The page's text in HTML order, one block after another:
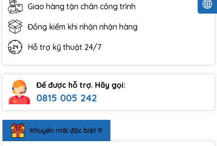
Giao hàng tận chân công trình
Đồng kiểm khi nhận nhận hàng
Hỗ trợ kỹ thuật 24/7
Để được hỗ trợ. Hãy gọi:
0815 005 242
Khuyến mãi đặc biệt !!!